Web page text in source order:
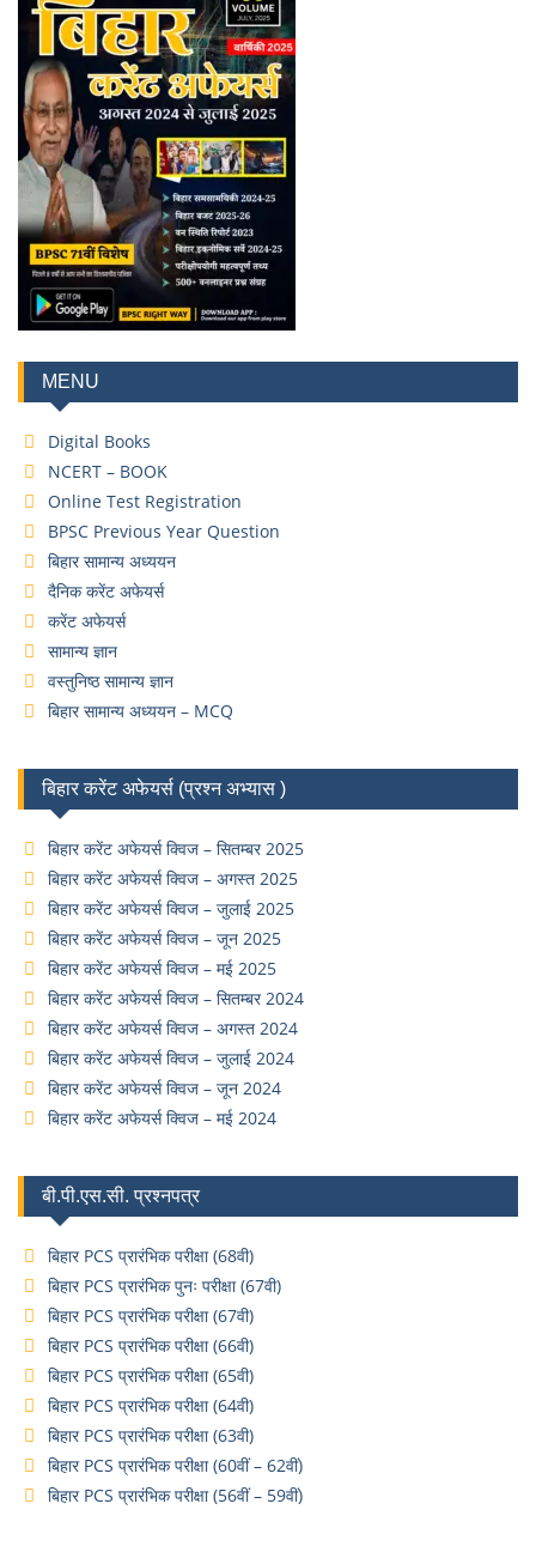
MENU
Digital Books
NCERT – BOOK
Online Test Registration
BPSC Previous Year Question
बिहार सामान्य अध्ययन
दैनिक करेंट अफेयर्स
करेंट अफेयर्स
सामान्य ज्ञान
वस्तुनिष्ठ सामान्य ज्ञान
बिहार सामान्य अध्ययन – MCQ
बिहार करेंट अफेयर्स (प्रश्न अभ्यास )
बिहार करेंट अफेयर्स क्विज – सितम्बर 2025
बिहार करेंट अफेयर्स क्विज – अगस्त 2025
बिहार करेंट अफेयर्स क्विज – जुलाई 2025
बिहार करेंट अफेयर्स क्विज – जून 2025
बिहार करेंट अफेयर्स क्विज – मई 2025
बिहार करेंट अफेयर्स क्विज – सितम्बर 2024
बिहार करेंट अफेयर्स क्विज – अगस्त 2024
बिहार करेंट अफेयर्स क्विज – जुलाई 2024
बिहार करेंट अफेयर्स क्विज – जून 2024
बिहार करेंट अफेयर्स क्विज – मई 2024
बी.पी.एस.सी. प्रश्नपत्र
बिहार PCS प्रारंभिक परीक्षा (68वी)
बिहार PCS प्रारंभिक पुनः परीक्षा (67वी)
बिहार PCS प्रारंभिक परीक्षा (67वी)
बिहार PCS प्रारंभिक परीक्षा (66वी)
बिहार PCS प्रारंभिक परीक्षा (65वी)
बिहार PCS प्रारंभिक परीक्षा (64वी)
बिहार PCS प्रारंभिक परीक्षा (63वी)
बिहार PCS प्रारंभिक परीक्षा (60वीं – 62वीं)
बिहार PCS प्रारंभिक परीक्षा (56वीं – 59वीं)